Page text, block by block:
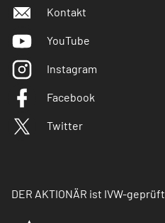
Kontakt
YouTube
Instagram
Facebook
Twitter
DER AKTIONÄR ist IVW-geprüft